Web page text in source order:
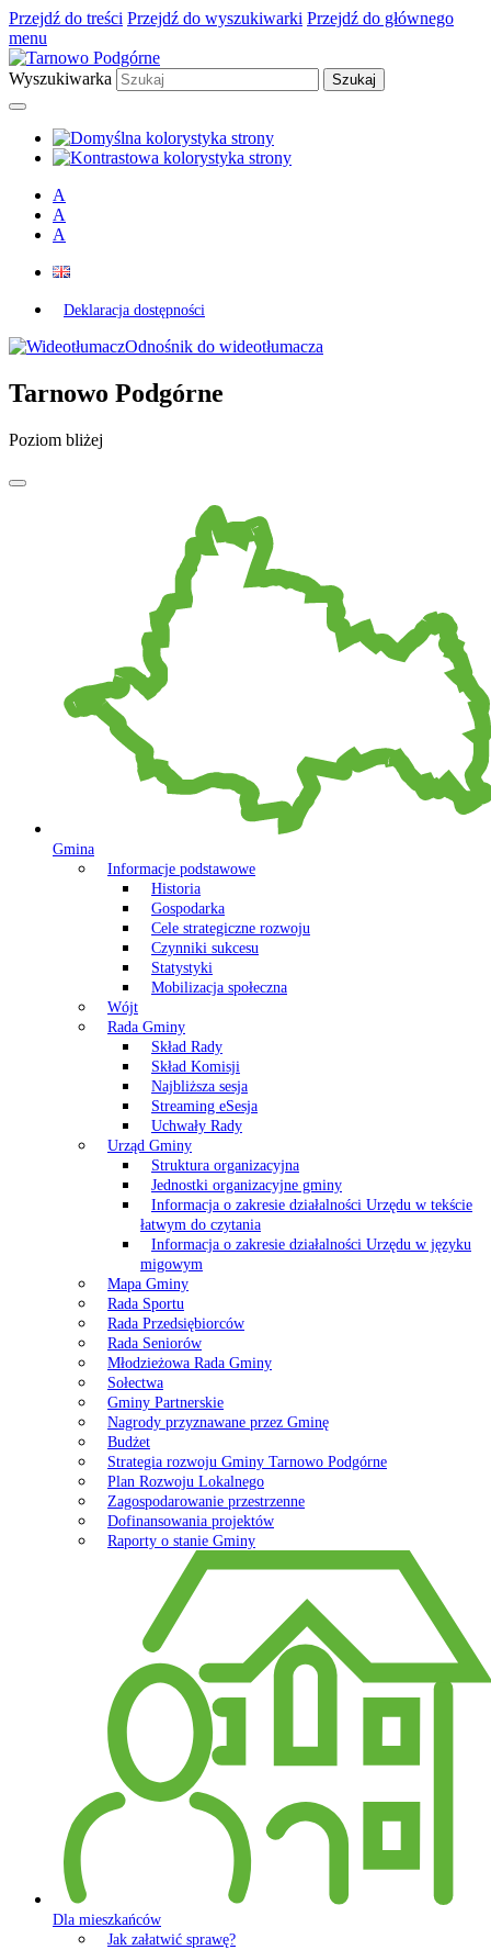
Przejdź do treści Przejdź do wyszukiwarki Przejdź do głównego
menu
Wyszukiwarka
A
A
A
Deklaracja dostępności
Odnośnik do wideotłumacza
Tarnowo Podgórne
Poziom bliżej
Gmina
Informacje podstawowe
Historia
Gospodarka
Cele strategiczne rozwoju
Czynniki sukcesu
Statystyki
Mobilizacja społeczna
Wójt
Rada Gminy
Skład Rady
Skład Komisji
Najbliższa sesja
Streaming eSesja
Uchwały Rady
Urząd Gminy
Struktura organizacyjna
Jednostki organizacyjne gminy
Informacja o zakresie działalności Urzędu w tekście
łatwym do czytania
Informacja o zakresie działalności Urzędu w języku
migowym
Mapa Gminy
Rada Sportu
Rada Przedsiębiorców
Rada Seniorów
Młodzieżowa Rada Gminy
Sołectwa
Gminy Partnerskie
Nagrody przyznawane przez Gminę
Budżet
Strategia rozwoju Gminy Tarnowo Podgórne
Plan Rozwoju Lokalnego
Zagospodarowanie przestrzenne
Dofinansowania projektów
Raporty o stanie Gminy
Dla mieszkańców
Jak załatwić sprawę?